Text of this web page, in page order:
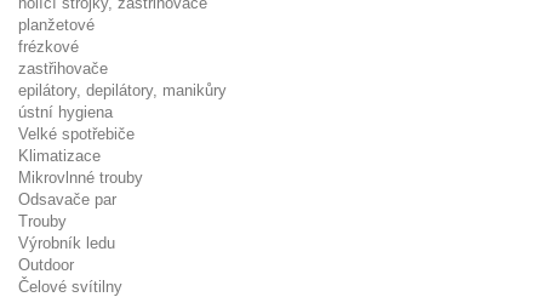
planžetové
frézkové
zastřihovače
epilátory, depilátory, manikůry
ústní hygiena
Velké spotřebiče
Klimatizace
Mikrovlnné trouby
Odsavače par
Trouby
Výrobník ledu
Outdoor
Čelové svítilny